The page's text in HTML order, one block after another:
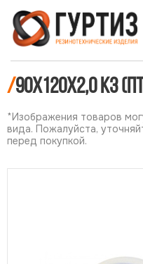
/90х120х2,0 КЗ
*Изображения товаров
вида. Пожалуйста,
перед покупкой.